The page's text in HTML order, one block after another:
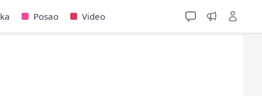
Posao Video